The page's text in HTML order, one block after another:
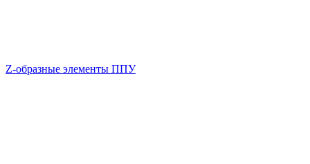
Z-образные элементы ППУ